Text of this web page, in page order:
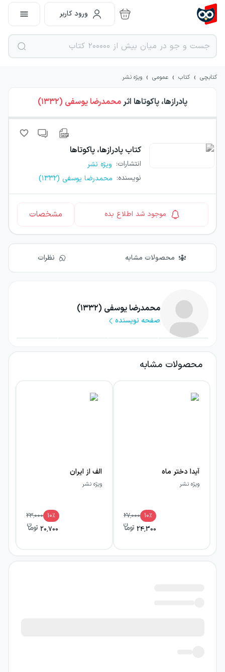
ورود کاربر
کتابچی › کتاب › عمومی › ویژه نشر
پادرازها، پاکوتاها اثرمحمدرضا یوسفی (۱۳۳۲)
کتاب پادرازها، پاکوتاها
انتشارات: ویژه نشر
نویسنده: محمدرضا یوسفی (۱۳۳۲)
موجود شد اطلاع بده مشخصات
محصولات مشابه نظرات
محمدرضا یوسفی (۱۳۳۲)
صفحه نویسنده
محصولات مشابه
آیدا دختر ماه
ویژه نشر
27,000 10٪
24,300
الف از ایران
ویژه نشر
23,000 10٪
20,700